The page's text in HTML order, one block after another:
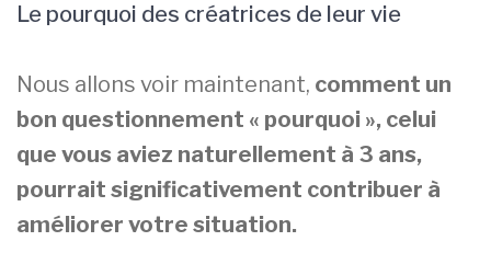
Le pourquoi des créatrices de leur vie
Nous allons voir maintenant, comment un
bon questionnement « pourquoi », celui
que vous aviez naturellement à 3 ans,
pourrait significativement contribuer à
améliorer votre situation.